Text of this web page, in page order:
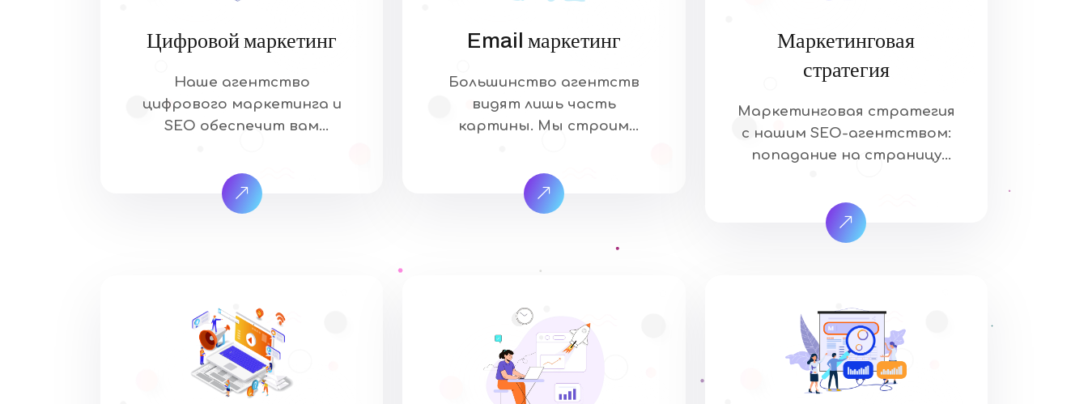
Цифровой маркетинг
Наше агентство
цифрового маркетинга и
SEO обеспечит вам
результатов поиска. Это
означает, что когда ваши
целевые клиенты ищут
основан на том, что, как
мы знаем, работает… и на
том, что, как мы знаем, не
работает. […]
Email маркетинг
Большинство агентств
видят лишь часть
картины. Мы строим
бизнес находили в
поиске. Email-маркетинг —
чтобы удерживать
единая стратегия роста,
где каждый канал
усиливает другой.
Сквозная
Маркетинговая
стратегия
Маркетинговая стратегия
с нашим SEO-агентством:
попадание на страницу
означает, что когда ваши
целевые клиенты ищут
товары и услуги, которые
подход к SEO уникален и
основан на том, что, как
мы знаем, работает… и на
том, что, как мы знаем, не
работает. Учитывая